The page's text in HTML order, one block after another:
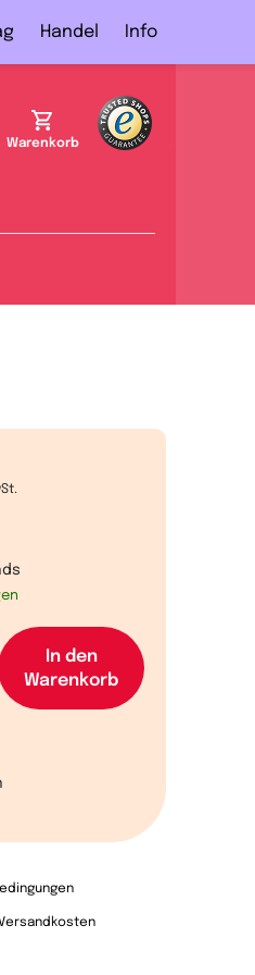
Handel Info
Warenkorb
In den
Warenkorb